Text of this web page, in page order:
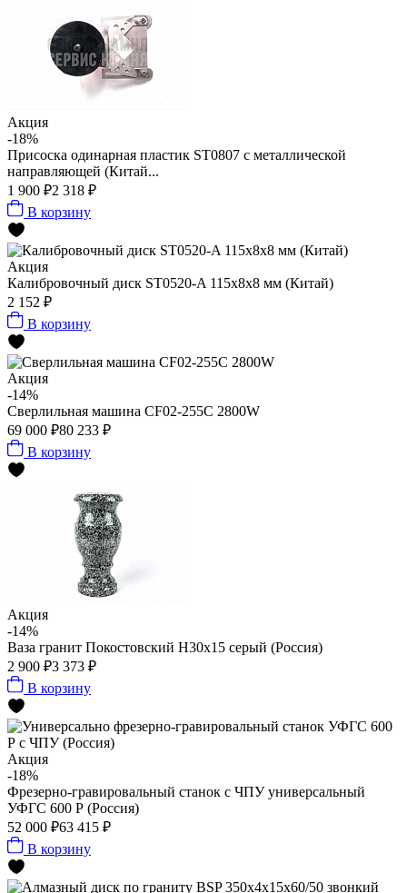
Акция
-18%
Присоска одинарная пластик ST0807 с металлической
направляющей (Китай...
1 900 ₽2 318 ₽
В корзину
Акция
Калибровочный диск ST0520-A 115х8х8 мм (Китай)
2 152 ₽
В корзину
Акция
-14%
Сверлильная машина CF02-255С 2800W
69 000 ₽80 233 ₽
В корзину
Акция
-14%
Ваза гранит Покостовский Н30x15 серый (Россия)
2 900 ₽3 373 ₽
В корзину
Акция
-18%
Фрезерно-гравировальный станок с ЧПУ универсальный
УФГС 600 Р (Россия)
52 000 ₽63 415 ₽
В корзину